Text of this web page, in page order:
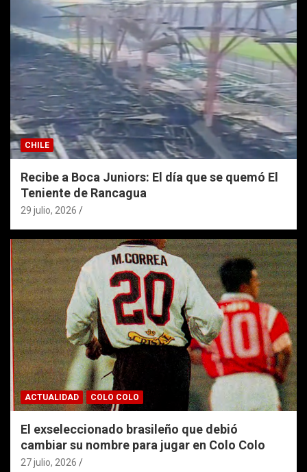
CHILE
Recibe a Boca Juniors: El día que se quemó El
Teniente de Rancagua
29 julio, 2026
ACTUALIDAD COLO COLO
El exseleccionado brasileño que debió
cambiar su nombre para jugar en Colo Colo
27 julio, 2026